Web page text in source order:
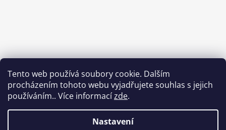
Tento web používá soubory cookie. Dalším
procházením tohoto webu vyjadřujete souhlas s jejich
používáním.. Více informacízde.
Nastavení
Facebook